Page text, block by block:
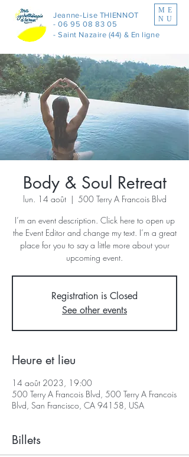
Jeanne-Lise THIENNOT
-06 95 08 83 05
- Saint Nazaire (44) & En ligne
ME
NU
Body & Soul Retreat
lun. 14 août
  |
500 Terry A Francois Blvd
I’m an event description. Click here to open up
the Event Editor and change my text. I’m a great
place for you to say a little more about your
upcoming event.
Registration is Closed
See other events
Heure et lieu
14 août 2023, 19:00
500 Terry A Francois Blvd, 500 Terry A Francois
Blvd, San Francisco, CA 94158, USA
Billets